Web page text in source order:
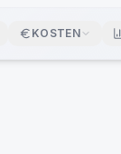
KOSTEN